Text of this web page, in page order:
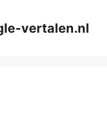
vertalen.nl